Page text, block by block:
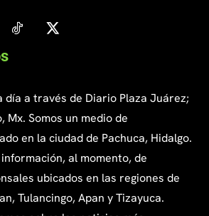
día a través de Diario Plaza Juárez;
Mx. Somos un medio de
en la ciudad de Pachuca, Hidalgo.
al momento, de
ubicados en las regiones de
Tulancingo, Apan y Tizayuca.